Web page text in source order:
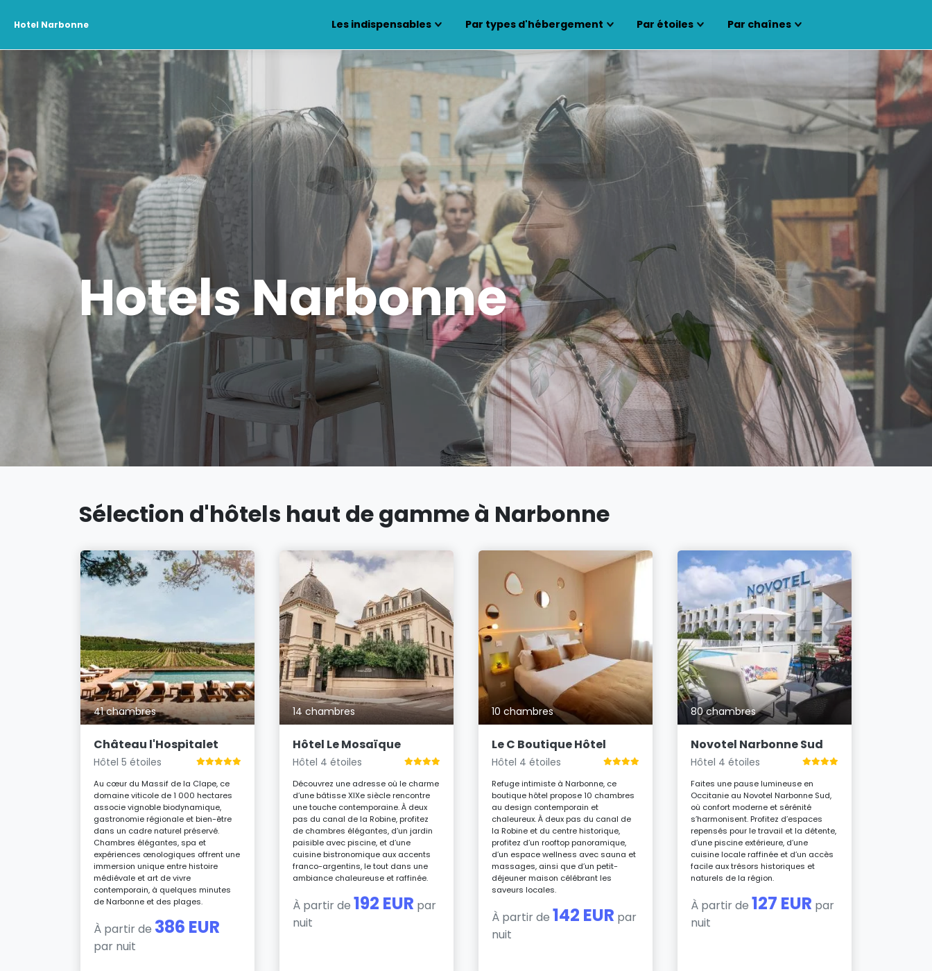
Hotel Narbonne Les indispensables Par types d'hébergement Par étoiles Par chaînes
Hotels Narbonne
Sélection d'hôtels haut de gamme à Narbonne
41 chambres
Château l'Hospitalet
Hôtel 5 étoiles
Au cœur du Massif de la Clape, ce
domaine viticole de 1 000 hectares
associe vignoble biodynamique,
gastronomie régionale et bien-être
dans un cadre naturel préservé.
Chambres élégantes, spa et
expériences œnologiques offrent une
immersion unique entre histoire
médiévale et art de vivre
contemporain, à quelques minutes
de Narbonne et des plages.
À partir de 386 EUR
par nuit
14 chambres
Hôtel Le Mosaïque
Hôtel 4 étoiles
Découvrez une adresse où le charme
d’une bâtisse XIXe siècle rencontre
une touche contemporaine. À deux
pas du canal de la Robine, profitez
de chambres élégantes, d’un jardin
paisible avec piscine, et d’une
cuisine bistronomique aux accents
franco-argentins, le tout dans une
ambiance chaleureuse et raffinée.
À partir de 192 EUR par
nuit
10 chambres
Le C Boutique Hôtel
Hôtel 4 étoiles
Refuge intimiste à Narbonne, ce
boutique hôtel propose 10 chambres
au design contemporain et
chaleureux. À deux pas du canal de
la Robine et du centre historique,
profitez d’un rooftop panoramique,
d’un espace wellness avec sauna et
massages, ainsi que d’un petit-
déjeuner maison célébrant les
saveurs locales.
À partir de 142 EUR par
nuit
80 chambres
Novotel Narbonne Sud
Hôtel 4 étoiles
Faites une pause lumineuse en
Occitanie au Novotel Narbonne Sud,
où confort moderne et sérénité
s’harmonisent. Profitez d’espaces
repensés pour le travail et la détente,
d’une piscine extérieure, d’une
cuisine locale raffinée et d’un accès
facile aux trésors historiques et
naturels de la région.
À partir de 127 EUR par
nuit